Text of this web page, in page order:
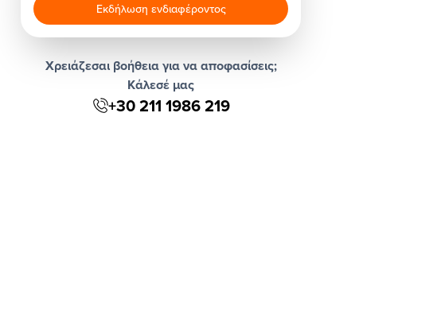
Εκδήλωση ενδιαφέροντος
Χρειάζεσαι βοήθεια για να αποφασίσεις;
Κάλεσέ μας
+30 211 1986 219